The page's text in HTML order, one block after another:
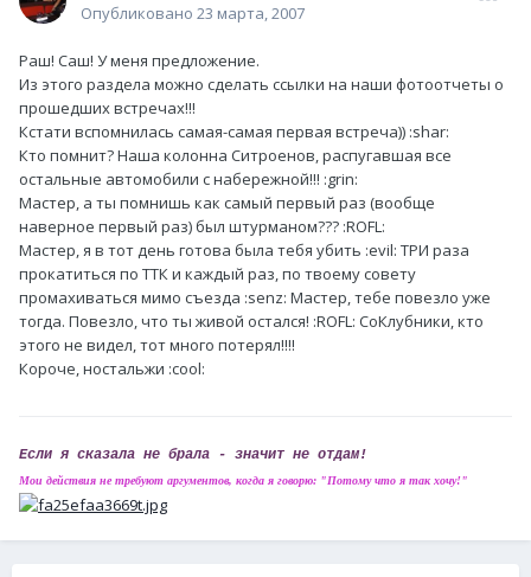
Опубликовано 23 марта, 2007
Раш! Саш! У меня предложение.
Из этого раздела можно сделать ссылки на наши фотоотчеты о
прошедших встречах!!!
Кстати вспомнилась самая-самая первая встреча)) :shar:
Кто помнит? Наша колонна Ситроенов, распугавшая все
остальные автомобили с набережной!!! :grin:
Мастер, а ты помнишь как самый первый раз (вообще
наверное первый раз) был штурманом??? :ROFL:
Мастер, я в тот день готова была тебя убить :evil: ТРИ раза
прокатиться по ТТК и каждый раз, по твоему совету
промахиваться мимо съезда :senz: Мастер, тебе повезло уже
тогда. Повезло, что ты живой остался! :ROFL: СоКлубники, кто
этого не видел, тот много потерял!!!!
Короче, ностальжи :cool:
Если я сказала не брала - значит не отдам!
Мои действия не требуют аргументов, когда я говорю: "Потому что я так хочу!"